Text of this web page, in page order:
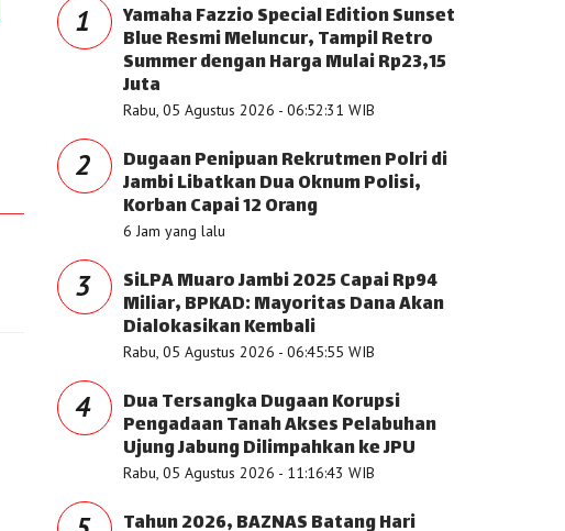
1 Yamaha Fazzio Special Edition Sunset
Blue Resmi Meluncur, Tampil Retro
Summer dengan Harga Mulai Rp23,15
Juta
Rabu, 05 Agustus 2026 - 06:52:31 WIB
2 Dugaan Penipuan Rekrutmen Polri di
Jambi Libatkan Dua Oknum Polisi,
Korban Capai 12 Orang
6 Jam yang lalu
3 SiLPA Muaro Jambi 2025 Capai Rp94
Miliar, BPKAD: Mayoritas Dana Akan
Dialokasikan Kembali
Rabu, 05 Agustus 2026 - 06:45:55 WIB
4 Dua Tersangka Dugaan Korupsi
Pengadaan Tanah Akses Pelabuhan
Ujung Jabung Dilimpahkan ke JPU
Rabu, 05 Agustus 2026 - 11:16:43 WIB
Tahun 2026, BAZNAS Batang Hari